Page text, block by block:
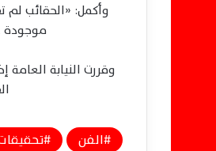
وأكمل: «الحقائب
موجودة
وقررت النيابة
الفن